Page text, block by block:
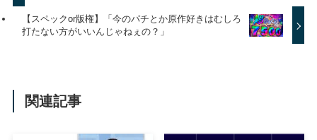
【スペックor版権】「今のパチとか原作好きはむしろ
打たない方がいいんじゃねぇの？」
関連記事